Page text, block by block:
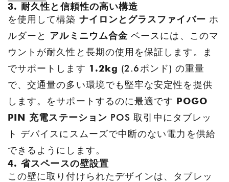
3. 耐久性と信頼性の高い構造
を使用して構築 ナイロンとグラスファイバー ホ
ルダーと アルミニウム合金 ベースには、このマ
ウントが耐久性と長期の使用を保証します。ま
でサポートします 1.2kg (2.6ポンド) の重量
で、交通量の多い環境でも堅牢な安定性を提供
します。をサポートするのに最適です POGO
PIN 充電ステーション POS 取引中にタブレッ
ト デバイスにスムーズで中断のない電力を供給
できるようにします。
4. 省スペースの壁設置
この壁に取り付けられたデザインは、タブレッ